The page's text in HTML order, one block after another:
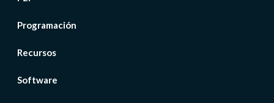
Programación
Recursos
Software